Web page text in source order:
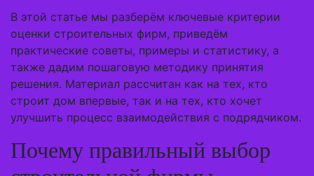
В этой статье мы разберём ключевые критерии
оценки строительных фирм, приведём
практические советы, примеры и статистику, а
также дадим пошаговую методику принятия
решения. Материал рассчитан как на тех, кто
строит дом впервые, так и на тех, кто хочет
улучшить процесс взаимодействия с подрядчиком.
Почему правильный выбор